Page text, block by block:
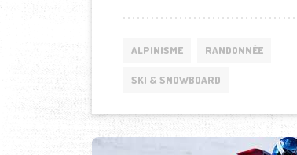
ALPINISME RANDONNÉE
SKI & SNOWBOARD